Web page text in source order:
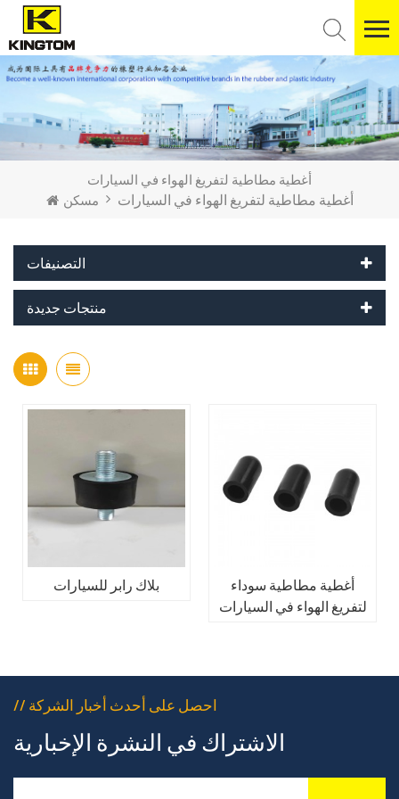
أغطية مطاطية لتفريغ الهواء في السيارات
مسكن
أغطية مطاطية لتفريغ الهواء في السيارات
التصنيفات
منتجات جديدة
بلاك رابر للسيارات
أغطية مطاطية سوداء
لتفريغ الهواء في السيارات
// احصل على أحدث أخبار الشركة
الاشتراك في النشرة الإخبارية